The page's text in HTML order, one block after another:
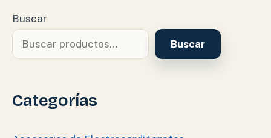
Buscar
Buscar
Categorías